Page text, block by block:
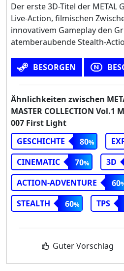
Der erste 3D-Titel der METAL
Live-Action, filmischen
innovativem Gameplay den
atemberaubende Stealth-
BESORGEN
Ähnlichkeiten zwischen
MASTER COLLECTION Vol.1
007 First Light
GESCHICHTE
80
CINEMATIC
70 3D
ACTION-ADVENTURE
60
STEALTH
60 TPS
Guter Vorschlag